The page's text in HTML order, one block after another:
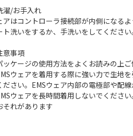
/お手入れ
アはコントローラ接続部が内側になる
ト洗いをするか、手洗いをしてください
事項
ケージの使用方法をよくお読みの上ご
ウェアを着用する際に強い力で生地
ださい。EMSウェア内部の電極部や配
ウェアを長時間着用しないでくださ
それがあります